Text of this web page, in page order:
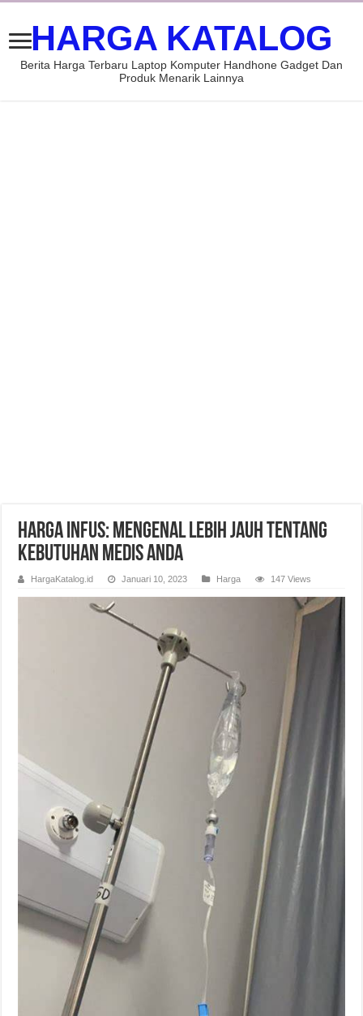
HARGA KATALOG
Berita Harga Terbaru Laptop Komputer Handhone Gadget Dan
Produk Menarik Lainnya
Harga Infus: Mengenal Lebih Jauh tentang
Kebutuhan Medis Anda
HargaKatalog.id Januari 10, 2023 Harga 147 Views